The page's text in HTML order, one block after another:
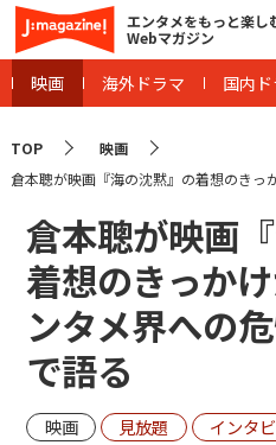
エンタメをもっと楽し
Webマガジン
映画 海外ドラマ 国内
TOP
映画
倉本聰が映画『海の沈黙』の着想のきっ
倉本聰が映画
着想のきっか
ンタメ界への
で語る
映画 見放題 インタ